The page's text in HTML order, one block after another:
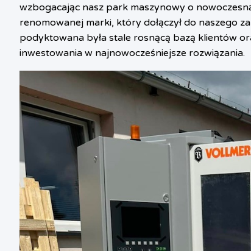
wzbogacając nasz park maszynowy o
renomowanej marki, który dołączył do naszego
podyktowana była stale rosnącą bazą klientów
inwestowania w najnowocześniejsze rozwiązania.